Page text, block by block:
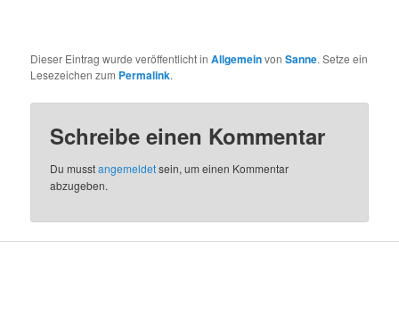
Dieser Eintrag wurde veröffentlicht inAllgemeinvonSanne. Setze ein
Lesezeichen zum Permalink.
Schreibe einen Kommentar
Du musstangemeldetsein, um einen Kommentar
abzugeben.